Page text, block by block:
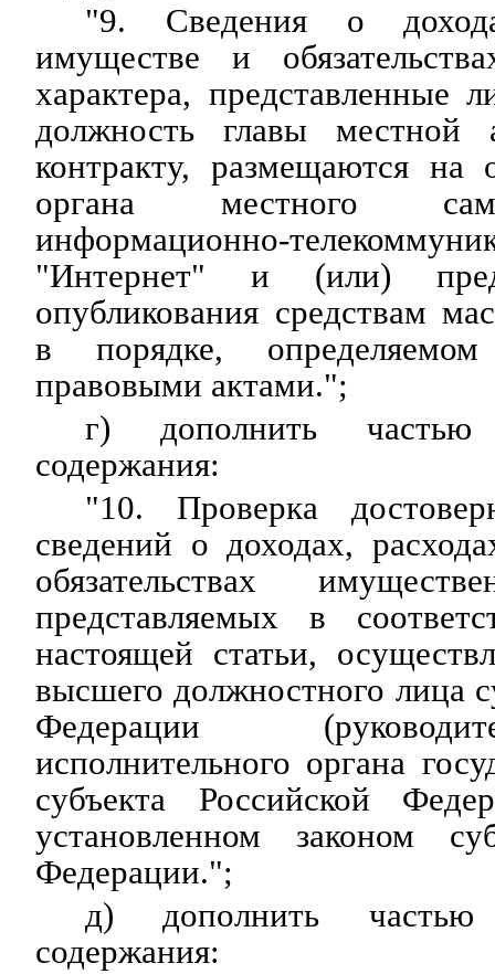
"9. Сведения о
имуществе и
характера, представленные
должность главы местной
контракту, размещаются на
органа местного
информационно-
"Интернет" и (или)
опубликования средствам
в порядке,
правовыми актами.";
г) дополнить
содержания:
"10. Проверка
сведений о доходах,
обязательствах
представляемых в
настоящей статьи,
высшего должностного лица
Федерации
исполнительного органа
субъекта Российской
установленном законом
Федерации.";
д) дополнить
содержания: